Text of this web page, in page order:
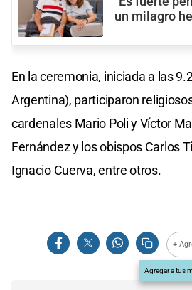
un milagro
En la ceremonia, iniciada a las
Argentina), participaron
cardenales Mario Poli y Víctor
Fernández y los obispos Carlos
Ignacio Cuerva, entre otros.
+
Agregar a tus